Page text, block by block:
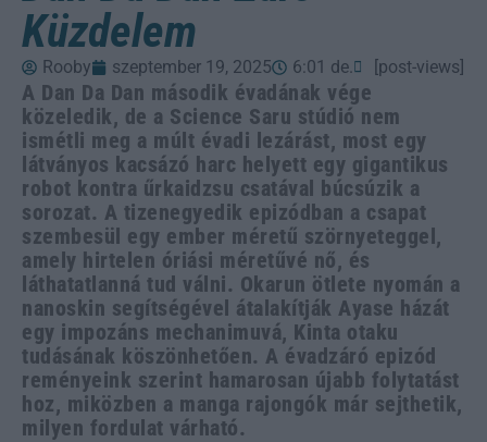
Küzdelem
Rooby szeptember 19, 2025 6:01 de. [post-views]
A Dan Da Dan második évadának vége
közeledik, de a Science Saru stúdió nem
ismétli meg a múlt évadi lezárást, most egy
látványos kacsázó harc helyett egy gigantikus
robot kontra űrkaidzsu csatával búcsúzik a
sorozat. A tizenegyedik epizódban a csapat
szembesül egy ember méretű szörnyeteggel,
amely hirtelen óriási méretűvé nő, és
láthatatlanná tud válni. Okarun ötlete nyomán a
nanoskin segítségével átalakítják Ayase házát
egy impozáns mechanimuvá, Kinta otaku
tudásának köszönhetően. A évadzáró epizód
reményeink szerint hamarosan újabb folytatást
hoz, miközben a manga rajongók már sejthetik,
milyen fordulat várható.